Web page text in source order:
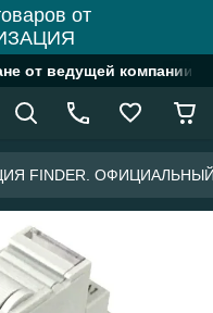
от
от ведущей компании
FINDER. ОФИЦИАЛЬНЫЙ